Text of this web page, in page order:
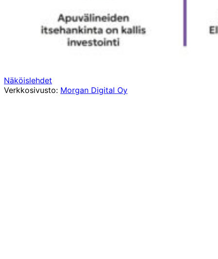
Näköislehdet
Verkkosivusto: Morgan Digital Oy